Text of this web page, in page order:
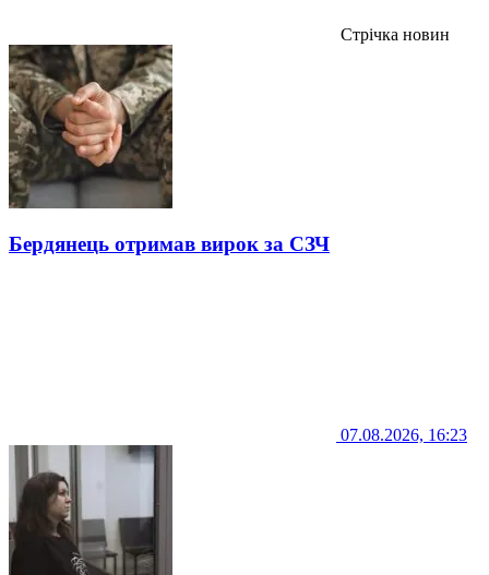
Стрічка новин
Бердянець отримав вирок за СЗЧ
07.08.2026, 16:23